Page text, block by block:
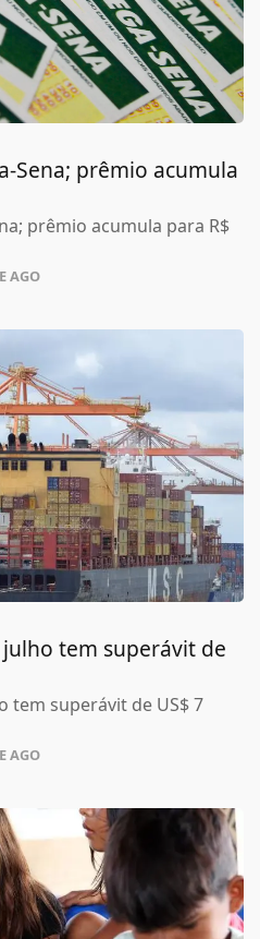
Sena; prêmio acumula
prêmio acumula para R$
AGO
tem superávit de
tem superávit de US$ 7
AGO